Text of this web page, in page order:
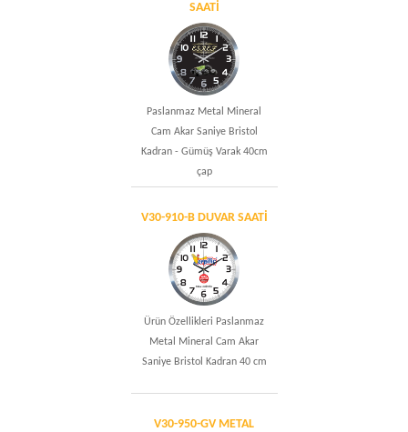
SAATİ
Paslanmaz Metal Mineral
Cam Akar Saniye Bristol
Kadran - Gümüş Varak 40cm
çap
V30-910-B DUVAR SAATİ
Ürün Özellikleri Paslanmaz
Metal Mineral Cam Akar
Saniye Bristol Kadran 40 cm
V30-950-GV METAL